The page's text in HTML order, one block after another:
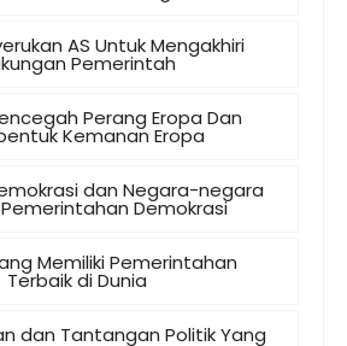
AS Untuk Mengakhiri
Pemerintah
Perang Eropa Dan
Kemanan Eropa
dan Negara-negara
Demokrasi
Memiliki Pemerintahan
Terbaik di Dunia
dan Tantangan Politik Yang